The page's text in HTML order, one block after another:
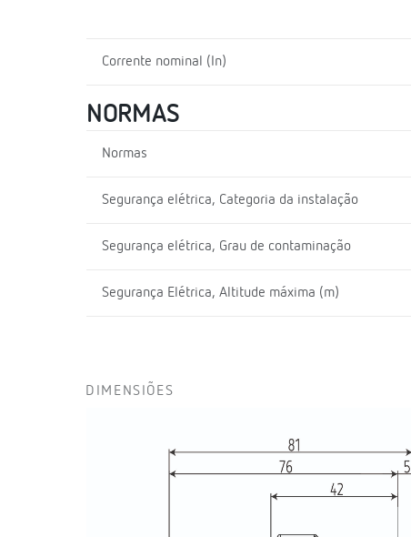
Corrente nominal (In)
NORMAS
Normas
Segurança elétrica, Categoria da instalação
Segurança elétrica, Grau de contaminação
Segurança Elétrica, Altitude máxima (m)
DIMENSIÕES